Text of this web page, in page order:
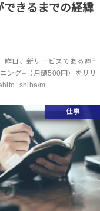
きるまでの経緯
日、新サービスである週刊
ング–（月額500円）をリリ
m…
仕事